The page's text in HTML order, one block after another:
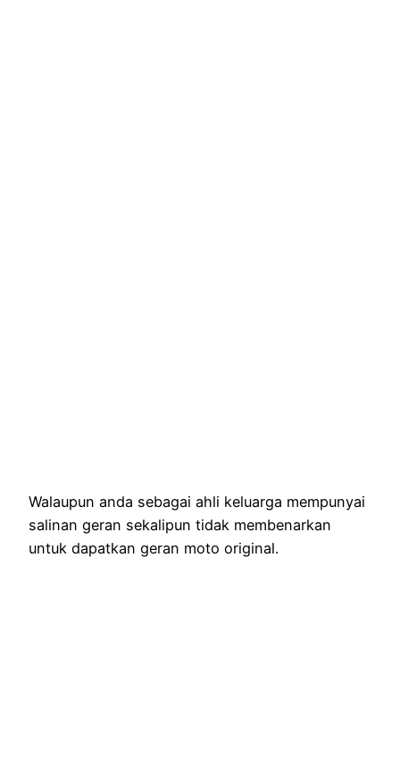
Walaupun anda sebagai ahli keluarga mempunyai
salinan geran sekalipun tidak membenarkan
untuk dapatkan geran moto original.